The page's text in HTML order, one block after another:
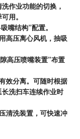
作业功能的切换，
用。
嘴结构”配置。
高压离心风机，抽吸
高压喷嘴装置”布置
效分离。可随时根据
洗扫车连续作业时
清洗装置，可快速冲